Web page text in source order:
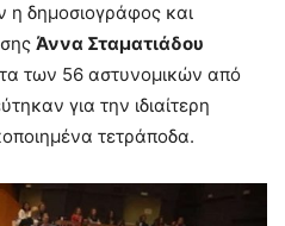
η δημοσιογράφος και
Άννα Σταματιάδου
των 56 αστυνομικών από
για την ιδιαίτερη
τετράποδα.